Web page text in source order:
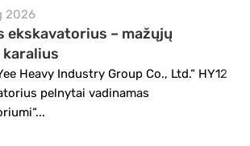
2026
ekskavatorius – mažųjų
Heavy Industry Group Co., Ltd.“ HY12
pelnytai vadinamas